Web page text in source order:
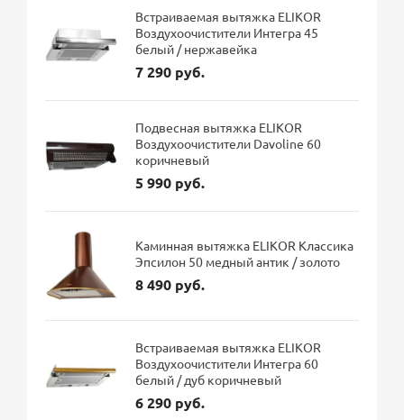
Встраиваемая вытяжка ELIKOR
Воздухоочистители Интегра 45
белый / нержавейка
7 290 руб.
Подвесная вытяжка ELIKOR
Воздухоочистители Davoline 60
коричневый
5 990 руб.
Каминная вытяжка ELIKOR Классика
Эпсилон 50 медный антик / золото
8 490 руб.
Встраиваемая вытяжка ELIKOR
Воздухоочистители Интегра 60
белый / дуб коричневый
6 290 руб.